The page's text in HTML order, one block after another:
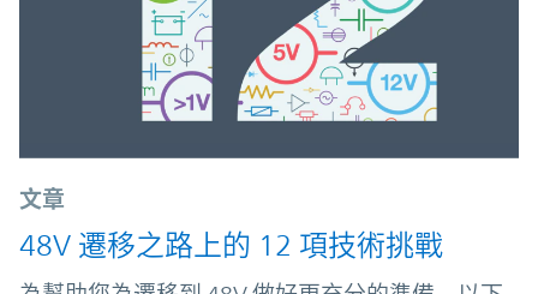
文章
48V 遷移之路上的 12 項技術挑戰